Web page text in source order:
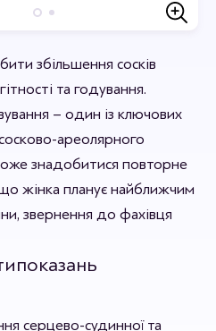
збільшення сосків
та годування.
– один із ключових
ареолярного
знадобитися повторне
жінка планує найближчим
звернення до фахівця
серцево-судинної та
відгук.